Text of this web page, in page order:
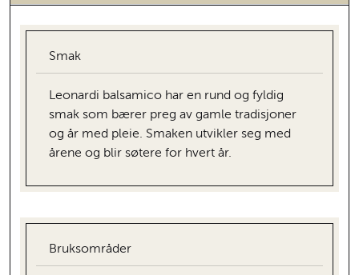
Smak
Leonardi balsamico har en rund og fyldig
smak som bærer preg av gamle tradisjoner
og år med pleie. Smaken utvikler seg med
årene og blir søtere for hvert år.
Bruksområder